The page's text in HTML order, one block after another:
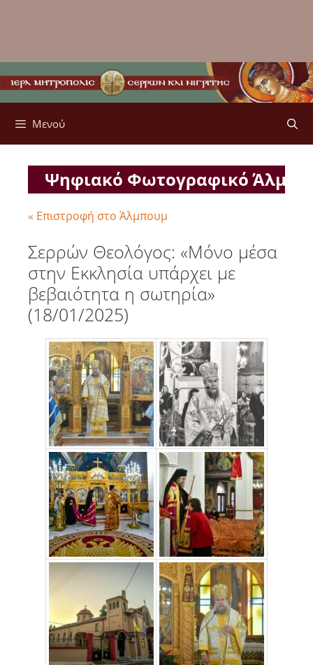
Μενού
Ψηφιακό Φωτογραφικό
« Επιστροφή στο Άλμπουμ
Σερρών Θεολόγος: «Μόνο μέσα
στην Εκκλησία υπάρχει με
βεβαιότητα η σωτηρία»
(18/01/2025)